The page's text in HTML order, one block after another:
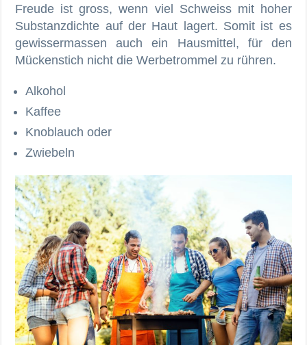
Freude ist gross, wenn viel Schweiss mit hoher
Substanzdichte auf der Haut lagert. Somit ist es
gewissermassen auch ein Hausmittel, für den
Mückenstich nicht die Werbetrommel zu rühren.
Alkohol
Kaffee
Knoblauch oder
Zwiebeln